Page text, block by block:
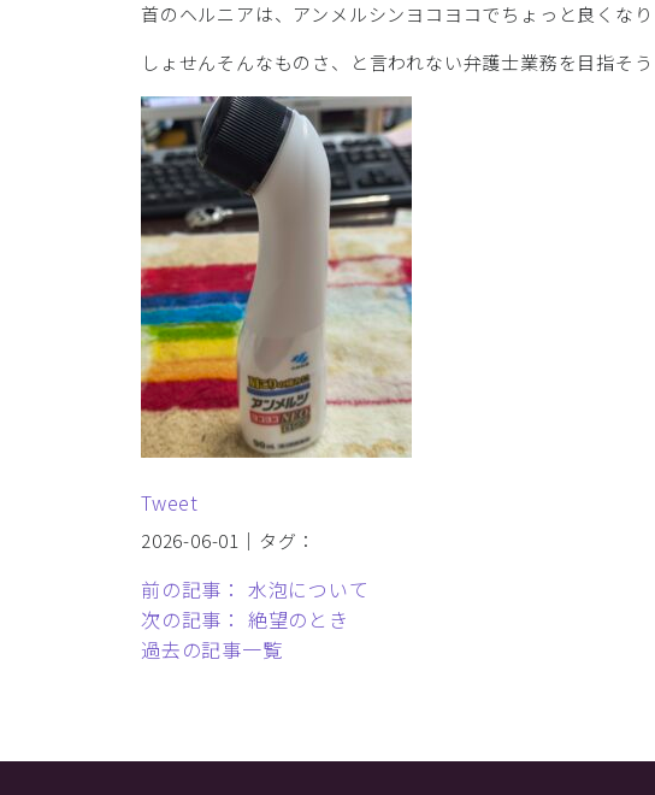
首のヘルニアは、アンメルシンヨコヨコでちょっと良くなり
しょせんそんなものさ、と言われない弁護士業務を目指そう
Tweet
2026-06-01｜タグ：
前の記事： 水泡について
次の記事： 絶望のとき
過去の記事一覧